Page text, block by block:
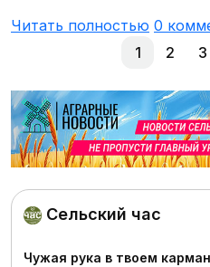
Читать полностью 0
1
2 3
Сельский час
Чужая рука в твоем